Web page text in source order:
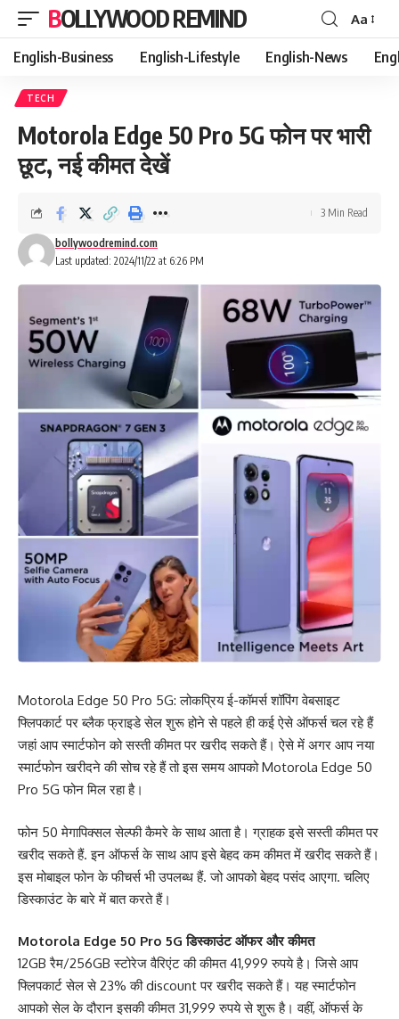
BOLLYWOOD REMIND
Font
Resizer
Aa
English-Business English-Lifestyle English-News
TECH
Motorola Edge 50 Pro 5G फोन पर भारी
छूट, नई कीमत देखें
Last updated: 2024/11/22 at 6:26 PM
bollywoodremind.com
3 Min Read
Motorola Edge 50 Pro 5G: लोकप्रिय ई-कॉमर्स शॉपिंग वेबसाइट
फ्लिपकार्ट पर ब्लैक फ्राइडे सेल शुरू होने से पहले ही कई ऐसे ऑफर्स चल रहे हैं
जहां आप स्मार्टफोन को सस्ती कीमत पर खरीद सकते हैं। ऐसे में अगर आप नया
स्मार्टफोन खरीदने की सोच रहे हैं तो इस समय आपको Motorola Edge 50
Pro 5G फोन मिल रहा है।
फोन 50 मेगापिक्सल सेल्फी कैमरे के साथ आता है। ग्राहक इसे सस्ती कीमत पर
खरीद सकते हैं. इन ऑफर्स के साथ आप इसे बेहद कम कीमत में खरीद सकते हैं।
इस मोबाइल फोन के फीचर्स भी उपलब्ध हैं. जो आपको बेहद पसंद आएगा. चलिए
डिस्काउंट के बारे में बात करते हैं।
Motorola Edge 50 Pro 5G डिस्काउंट ऑफर और कीमत
12GB रैम/256GB स्टोरेज वैरिएंट की कीमत 41,999 रुपये है। जिसे आप
फ्लिपकार्ट सेल से 23% की discount पर खरीद सकते हैं। यह स्मार्टफोन
आपको सेल के दौरान इसकी कीमत 31,999 रुपये से शुरू है। वहीं, ऑफर्स के